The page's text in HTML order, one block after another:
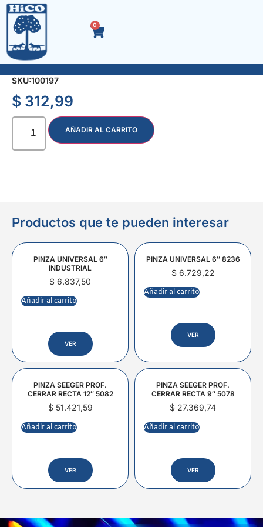
0
ACC. NEGRO TEE TRIPLE ENCHUFE 3/4″
SKU:100197
$ 312,99
AÑADIR AL CARRITO
Productos que te pueden interesar
PINZA UNIVERSAL 6″
INDUSTRIAL
$ 6.837,50
Añadir al carrito
VER
PINZA UNIVERSAL 6″ 8236
$6.729,22
Añadir al carrito
VER
PINZA SEEGER PROF.
CERRAR RECTA 12″ 5082
$51.421,59
Añadir al carrito
VER
PINZA SEEGER PROF.
CERRAR RECTA 9″ 5078
$ 27.369,74
Añadir al carrito
VER